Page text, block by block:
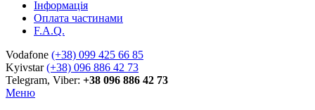
Інформація
Оплата частинами
F.A.Q.
Vodafone (+38) 099 425 66 85
Kyivstar(+38) 096 886 42 73
Telegram, Viber: +38 096 886 42 73
Меню